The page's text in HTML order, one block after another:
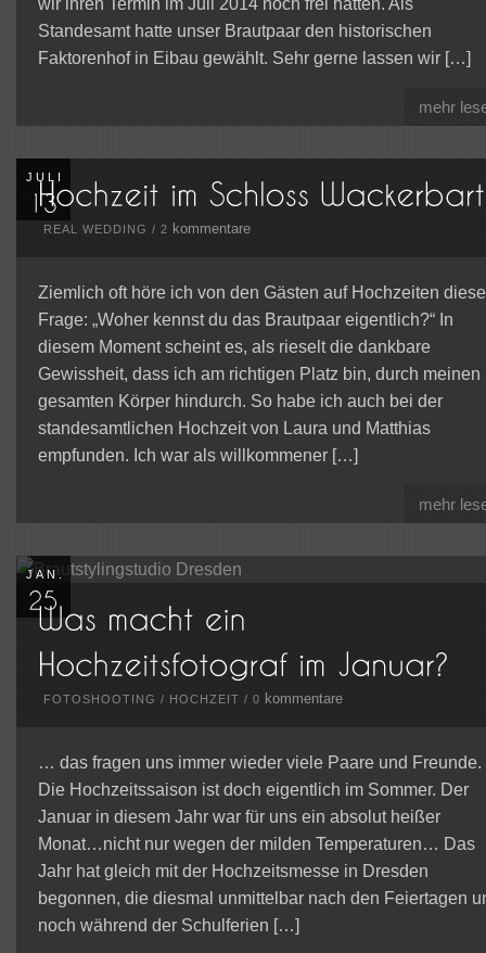
wir ihren Termin im Juli 2014 noch frei hatten. Als
Standesamt hatte unser Brautpaar den historischen
Faktorenhof in Eibau gewählt. Sehr gerne lassen wir […]
mehr
JULI
REAL WEDDING / 2 kommentare
Ziemlich oft höre ich von den Gästen auf Hochzeiten diese
Frage: „Woher kennst du das Brautpaar eigentlich?“ In
diesem Moment scheint es, als rieselt die dankbare
Gewissheit, dass ich am richtigen Platz bin, durch meinen
gesamten Körper hindurch. So habe ich auch bei der
standesamtlichen Hochzeit von Laura und Matthias
empfunden. Ich war als willkommener […]
mehr
JAN.
FOTOSHOOTING / HOCHZEIT / 0 kommentare
… das fragen uns immer wieder viele Paare und Freunde.
Die Hochzeitssaison ist doch eigentlich im Sommer. Der
Januar in diesem Jahr war für uns ein absolut heißer
Monat…nicht nur wegen der milden Temperaturen… Das
Jahr hat gleich mit der Hochzeitsmesse in Dresden
begonnen, die diesmal unmittelbar nach den Feiertagen
noch während der Schulferien […]